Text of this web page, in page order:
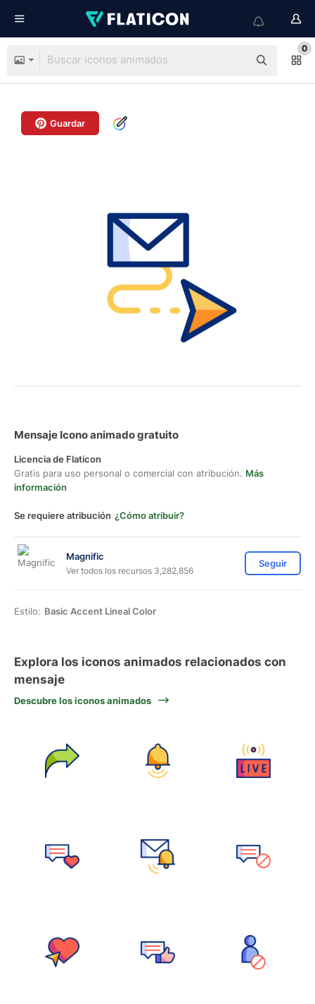
0
Guardar
Mensaje Icono animado gratuito
Licencia de Flaticon
Gratis para uso personal o comercial con atribución. Más
información
Se requiere atribución ¿Cómo atribuir?
Magnific
Ver todos los recursos 3,282,856
Seguir
Estilo: Basic Accent Lineal Color
Explora los iconos animados relacionados con
mensaje
Descubre los iconos animados